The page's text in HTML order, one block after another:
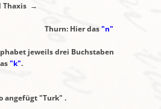
→
das"n"
jeweils drei Buchstaben
"k".
"Turk" .